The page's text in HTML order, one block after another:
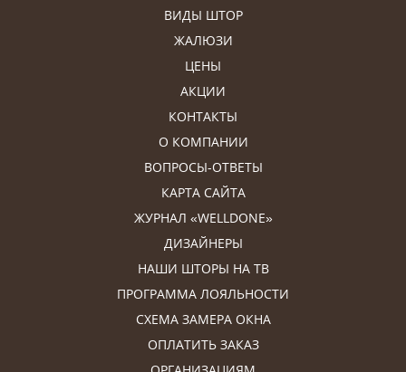
ВИДЫ ШТОР
ЖАЛЮЗИ
ЦЕНЫ
АКЦИИ
КОНТАКТЫ
О КОМПАНИИ
ВОПРОСЫ-ОТВЕТЫ
КАРТА САЙТА
ЖУРНАЛ «WELLDONE»
ДИЗАЙНЕРЫ
НАШИ ШТОРЫ НА ТВ
ПРОГРАММА ЛОЯЛЬНОСТИ
СХЕМА ЗАМЕРА ОКНА
ОПЛАТИТЬ ЗАКАЗ